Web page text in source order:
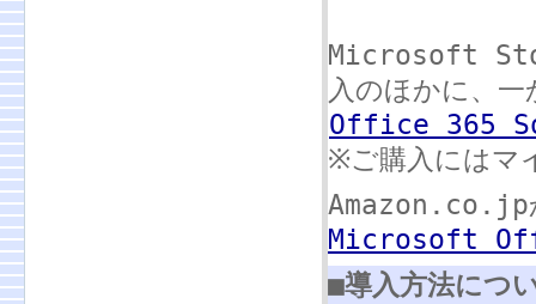
Microsoft
入のほかに、
Office 365
※ご購入にはマ
Amazon.co.jp
Microsoft
■導入方法につ